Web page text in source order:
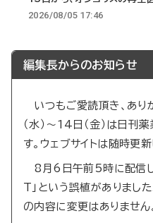
2026/08/05 17:46
編集長からのお知らせ
いつもご愛読頂き、あり
（水）～14日（金）は日刊
す。ウェブサイトは随時更新
8月6日午前5時に配信し
T」という誤植がありまし
の内容に変更はありません